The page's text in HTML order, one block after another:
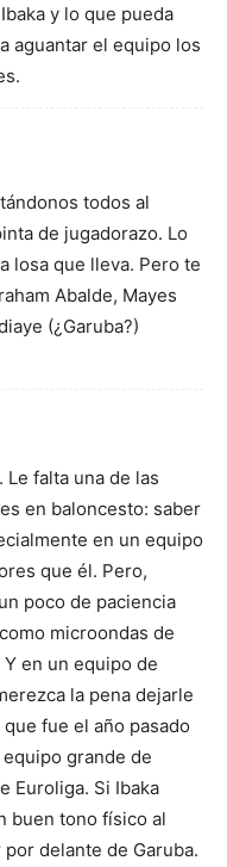
y lo que pueda
aguantar el equipo los
todos al
de jugadorazo. Lo
losa que lleva. Pero te
Abalde, Mayes
(¿Garuba?)
falta una de las
en baloncesto: saber
en un equipo
que él. Pero,
poco de paciencia
microondas de
en un equipo de
la pena dejarle
fue el año pasado
grande de
Euroliga. Si Ibaka
buen tono físico al
delante de Garuba.